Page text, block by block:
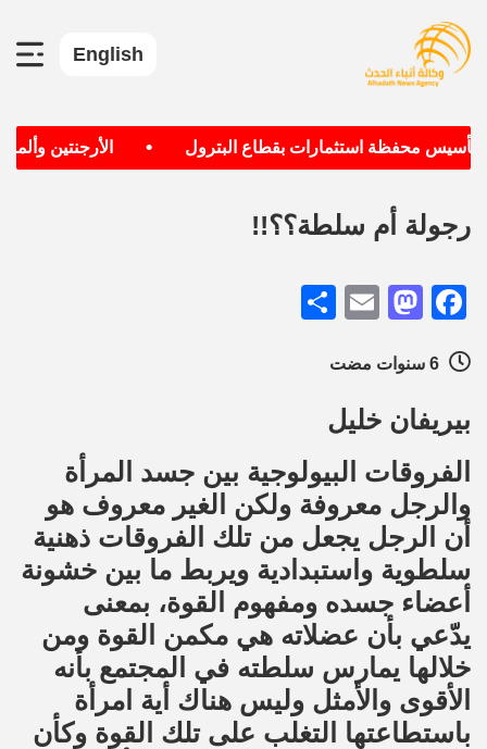
English
محفظة استثمارات بقطاع البترول الأرجنتين
رجولة أم سلطة؟؟!!
Facebook
Mastodon
Email
بيريفان خليل
الفروقات البيولوجية بين جسد المرأة
والرجل معروفة ولكن الغير معروف هو
أن الرجل يجعل من تلك الفروقات ذهنية
سلطوية واستبدادية ويربط ما بين خشونة
أعضاء جسده ومفهوم القوة، بمعنى
يدّعي بأن عضلاته هي مكمن القوة ومن
خلالها يمارس سلطته في المجتمع بأنه
الأقوى والأمثل وليس هناك أية امرأة
باستطاعتها التغلب على تلك القوة وكأن